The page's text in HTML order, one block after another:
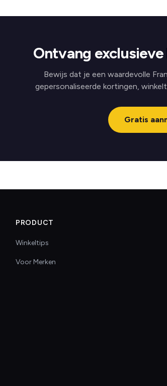
Ontvang
Bewijs dat je een waardevolle
gepersonaliseerde kortingen,
Gratis
PRODUCT
Winkeltips
Voor Merken